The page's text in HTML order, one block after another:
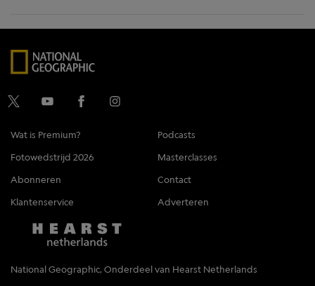
Wat is Premium?
Podcasts
Fotowedstrijd 2026
Masterclasses
Abonneren
Contact
Klantenservice
Adverteren
National Geographic, Onderdeel van Hearst Netherlands